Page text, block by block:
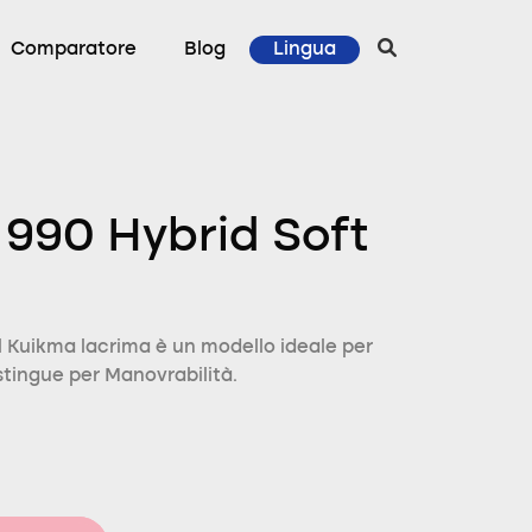
Comparatore Blog Lingua
990 Hybrid Soft
lacrima è un modello ideale per
per Manovrabilità.